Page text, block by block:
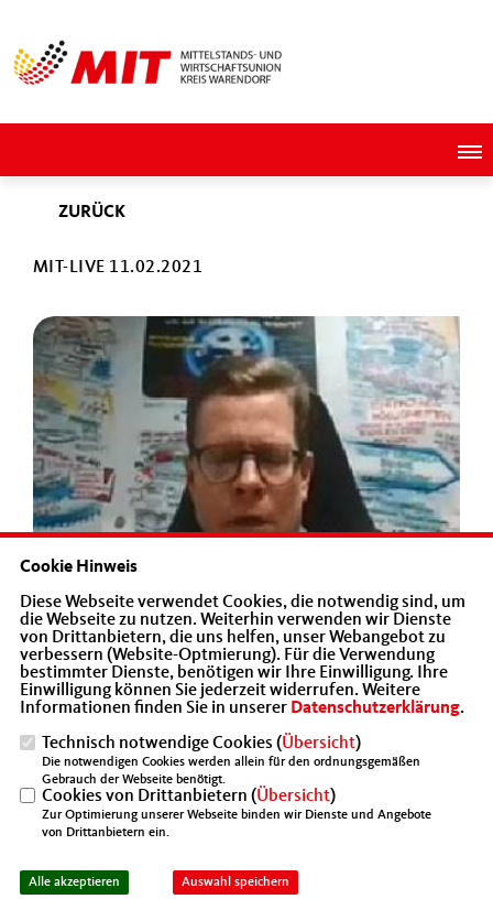
ZURÜCK
MIT-LIVE 11.02.2021
Cookie Hinweis
Diese Webseite verwendet Cookies, die notwendig sind, um
die Webseite zu nutzen. Weiterhin verwenden wir Dienste
von Drittanbietern, die uns helfen, unser Webangebot zu
verbessern (Website-Optmierung). Für die Verwendung
bestimmter Dienste, benötigen wir Ihre Einwilligung. Ihre
Einwilligung können Sie jederzeit widerrufen. Weitere
Informationen finden Sie in unserer Datenschutzerklärung.
Technisch notwendige Cookies (Übersicht)
Die notwendigen Cookies werden allein für den ordnungsgemäßen
Gebrauch der Webseite benötigt.
Cookies von Drittanbietern (Übersicht)
Zur Optimierung unserer Webseite binden wir Dienste und Angebote
von Drittanbietern ein.
Alle akzeptieren Auswahl speichern